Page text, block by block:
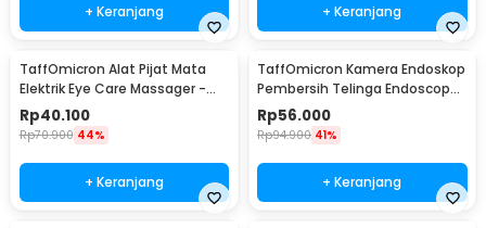
+ Keranjang + Keranjang
TaffOmicron Alat Pijat Mata
Elektrik Eye Care Massager -
XTK-018
Rp40.100
Rp70.900 44%
+ Keranjang
TaffOmicron Kamera Endoskop
Pembersih Telinga Endoscope
USB 3 in 1 - i96
Rp56.000
Rp94.900 41%
+ Keranjang